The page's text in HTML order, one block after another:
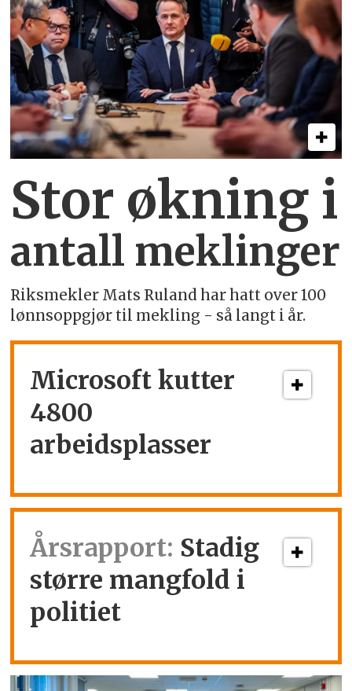
Stor økning i
antall meklinger
Riksmekler Mats Ruland har hatt over 100
lønnsoppgjør til mekling - så langt i år.
Microsoft kutter
4800
arbeidsplasser
Årsrapport: Stadig
større mangfold i
politiet